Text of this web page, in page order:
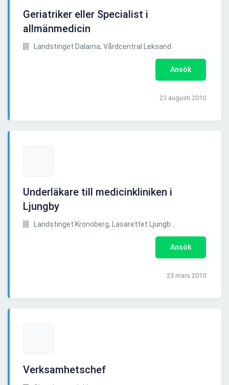
Geriatriker eller Specialist i
allmänmedicin
Landstinget Dalarna, Vårdcentral Leksand
Ansök
23 augusti 2010
Underläkare till medicinkliniken i
Ljungby
Landstinget Kronoberg, Lasarettet Ljungb ..
Ansök
23 mars 2010
Verksamhetschef